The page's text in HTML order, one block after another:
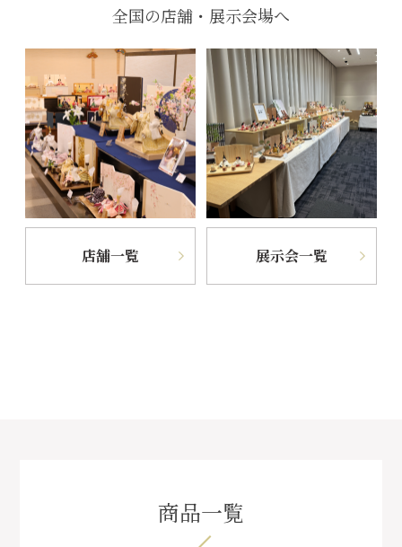
全国の店舗・展示会場へ
店舗一覧 展示会一覧
商品一覧